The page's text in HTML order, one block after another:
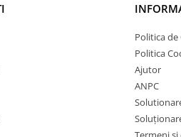
Politica
Politica
Ajutor
ANPC